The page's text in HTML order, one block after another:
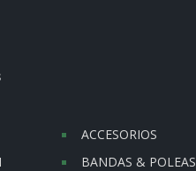
ACCESORIOS
BANDAS & POLEAS